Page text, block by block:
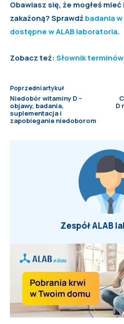
Obawiasz się, że mogłeś
zakażoną? Sprawdźbadania
dostępne w ALAB laboratoria.
Zobacz też: Słownik
Poprzedni artykuł
Niedobór witaminy D –
objawy, badania,
suplementacja i
zapobieganie niedoborom
D
Zespół ALAB